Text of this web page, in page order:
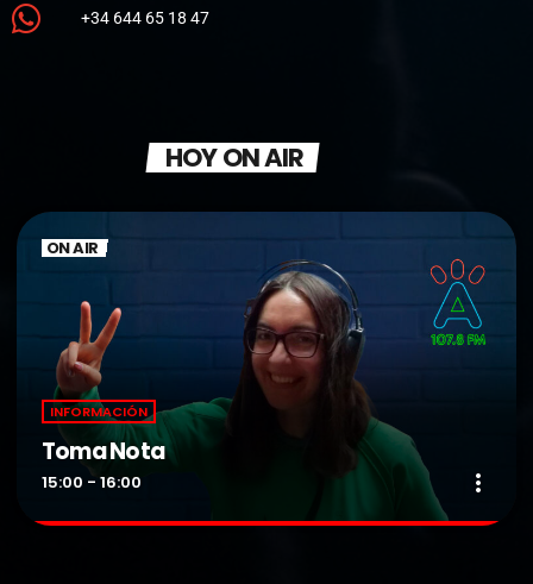
+34 644 65 18 47
HOY ON AIR
ON AIR
INFORMACIÓN
Toma Nota
15:00 - 16:00 more_vert